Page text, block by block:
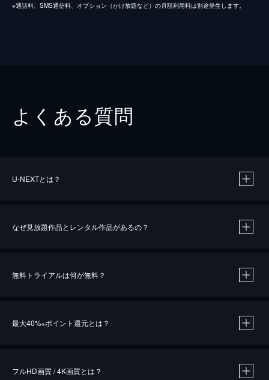
※通話料、SMS通信料、オプション（かけ放題など）の月額利用料は別途発生します。
よくある質問
U-NEXTとは？
なぜ見放題作品とレンタル作品があるの？
無料トライアルは何が無料？
最大40%※ポイント還元とは？
フルHD画質 / 4K画質とは？